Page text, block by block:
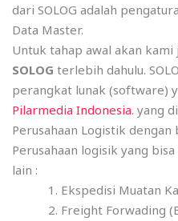
03 Ruang Lingkup SOLOG
04 Fitur SOLOG
Dashboard
Setting Aplikasi
Manajemen Kontak
dari SOLOG adalah
Data Master.
Untuk tahap awal akan
SOLOG terlebih dahulu.
perangkat lunak (software)
Pilarmedia Indonesia. yang
Perusahaan Logistik dengan
Perusahaan logisik yang
lain :
Ekspedisi Muatan
Freight Forwading
Email marketing
Conversion rate
Social Media Marketing
Google shopping
Influencer marketing
Amazon shopping
© 2026 VamTam. All